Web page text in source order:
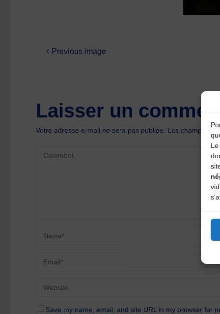
Previous image
Laisser un
Votre adresse e-mail ne sera pas publiée. Les champs
Save my name, email, and site URL in my browser for